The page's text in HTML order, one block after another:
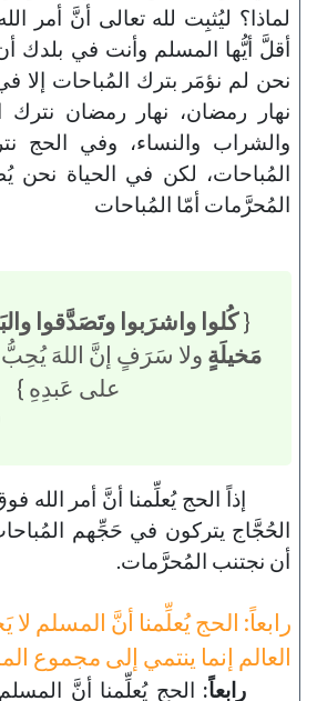
لماذا؟ ليُثبِت لله تعالى أنَّ أمر
أقلَّ أيُّها المسلم وأنت في بلدك
نحن لم نؤمَر بترك المُباحات
نهار رمضان، نهار رمضان نترك
والشراب والنساء، وفي الحج
المُباحات، لكن في الحياة نحن
المُحرَّمات أمّا المُباحات
{كُلوا واشرَبوا وتَصَدَّقوا
مَخيلَةٍ ولا سَرَفٍ إنَّ اللهَ يُحِبُّ
على عَبدِهِ }
إذاً الحج يُعلِّمنا أنَّ أمر الله
الحُجَّاج يتركون في حَجِّهم
أن نجتنب المُحرَّمات.
رابعاً: الحج يُعلِّمنا أنَّ المسلم
العالم إنما ينتمي إلى مجموع
رابعاً: الحج يُعلِّمنا أنَّ